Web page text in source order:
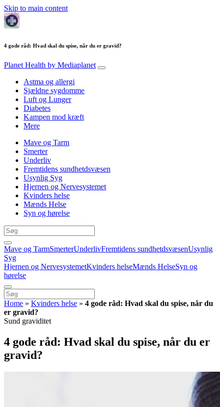
Skip to main content
4 gode råd: Hvad skal du spise, når du er gravid?
Planet Health by Mediaplanet
Astma og allergi
Sjældne sygdomme
Luft og Lunger
Diabetes
Kampen mod kræft
Mere
Mave og Tarm
Smerter
Underliv
Fremtidens sundhetdsvæsen
Usynlig Syg
Hjernen og Nervesystemet
Kvinders helse
Mænds Helse
Syn og hørelse
Mave og TarmSmerterUnderlivFremtidens sundhetdsvæsenUsynlig
Syg
Hjernen og NervesystemetKvinders helseMænds HelseSyn og
hørelse
Home » Kvinders helse » 4 gode råd: Hvad skal du spise, når du
er gravid?
Sund graviditet
4 gode råd: Hvad skal du spise, når du er
gravid?